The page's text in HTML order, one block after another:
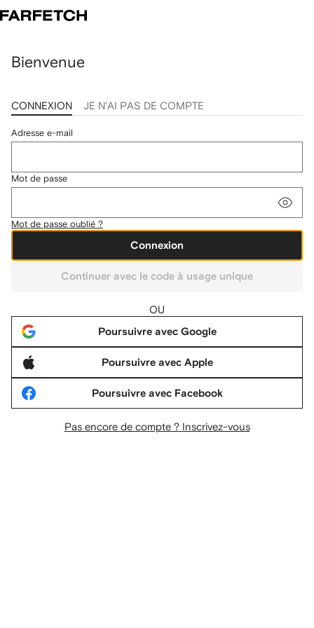
Bienvenue
CONNEXION JE N'AI PAS DE COMPTE
Adresse e-mail
Mot de passe
Mot de passe oublié ?
Connexion
Continuer avec le code à usage unique
OU
Poursuivre avec Google
Poursuivre avec Apple
Poursuivre avec Facebook
Pas encore de compte ? Inscrivez-vous